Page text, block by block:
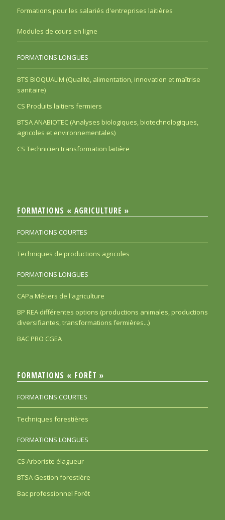
Formations pour les salariés d'entreprises laitières
Modules de cours en ligne
FORMATIONS LONGUES
BTS BIOQUALIM (Qualité, alimentation, innovation et maîtrise
sanitaire)
CS Produits laitiers fermiers
BTSA ANABIOTEC (Analyses biologiques, biotechnologiques,
agricoles et environnementales)
CS Technicien transformation laitière
FORMATIONS « AGRICULTURE »
FORMATIONS COURTES
Techniques de productions agricoles
FORMATIONS LONGUES
CAPa Métiers de l'agriculture
BP REA différentes options (productions animales, productions
diversifiantes, transformations fermières...)
BAC PRO CGEA
FORMATIONS « FORÊT »
FORMATIONS COURTES
Techniques forestières
FORMATIONS LONGUES
CS Arboriste élagueur
BTSA Gestion forestière
Bac professionnel Forêt